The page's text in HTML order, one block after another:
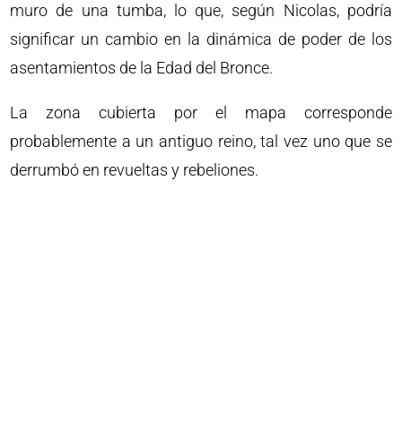
muro de una tumba, lo que, según Nicolas, podría
significar un cambio en la dinámica de poder de los
asentamientos de la Edad del Bronce.
La zona cubierta por el mapa corresponde
probablemente a un antiguo reino, tal vez uno que se
derrumbó en revueltas y rebeliones.